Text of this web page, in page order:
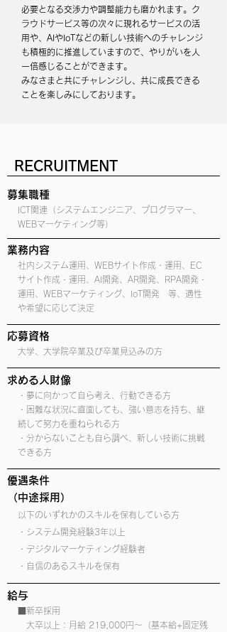
必要となる交渉力や調整能力も磨かれます。ク
ラウドサービス等の次々に現れるサービスの活
用や、 AIやIoTなどの新しい技術へのチャレンジ
も積極的に推進していますので、やりがいを人
一倍感じることができます。
みなさまと共にチャレンジし、共に成長できる
ことを楽しみにしております。
RECRUITMENT
募集職種
ICT関連（システムエンジニア、プログラマー、
WEBマーケティング等）
業務内容
社内システム運用、WEBサイト作成・運用、EC
サイト作成・運用、AI開発、AR開発、RPA開発・
運用、WEBマーケティング、IoT開発 等、適性
や希望に応じて決定
応募資格
大学、大学院卒業及び卒業見込みの方
求める人財像
・夢に向かって自ら考え、行動できる方
・困難な状況に直面しても、強い意志を持ち、継
続して努力を重ねられる方
・分からないことも自ら調べ、新しい技術に挑戦
できる方
優遇条件
​（中途採用）
以下のいずれかのスキルを保有している方
・システム開発経験3年以上
・デジタルマーケティング経験者
・自信のあるスキルを保有
給与
■新卒採用
大卒以上：月給 219,000円～（基本給+固定残